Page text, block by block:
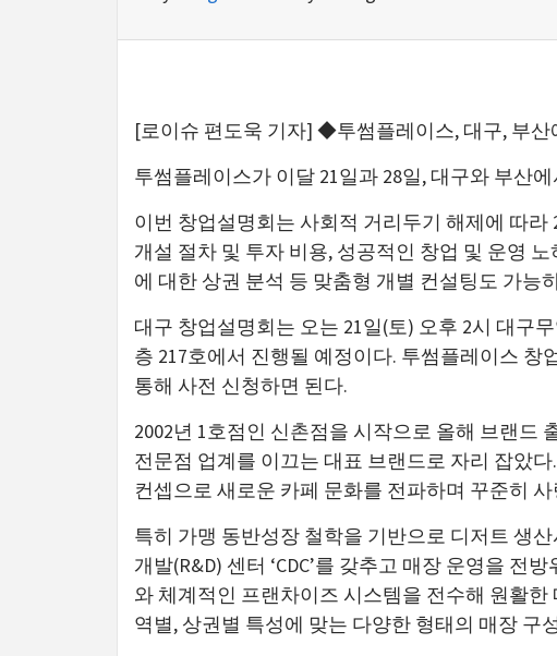
[로이슈 편도욱 기자] ◆투썸플레이스, 대구, 부산
투썸플레이스가 이달 21일과 28일, 대구와 부산
이번 창업설명회는 사회적 거리두기 해제에 따
개설 절차 및 투자 비용, 성공적인 창업 및 운영
에 대한 상권 분석 등 맞춤형 개별 컨설팅도 가능
대구 창업설명회는 오는 21일(토) 오후 2시 대구
층 217호에서 진행될 예정이다. 투썸플레이스
통해 사전 신청하면 된다.
2002년 1호점인 신촌점을 시작으로 올해 브랜드
전문점 업계를 이끄는 대표 브랜드로 자리 잡았
컨셉으로 새로운 카페 문화를 전파하며 꾸준히
특히 가맹 동반성장 철학을 기반으로 디저트 생
개발(R&D) 센터 ‘CDC’를 갖추고 매장 운영을
와 체계적인 프랜차이즈 시스템을 전수해 원활한
역별, 상권별 특성에 맞는 다양한 형태의 매장 구